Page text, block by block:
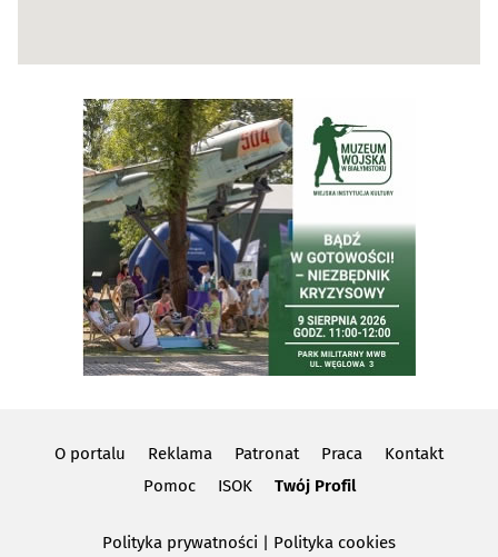
O portalu Reklama Patronat Praca
Kontakt
Pomoc
ISOK Twój Profil
Polityka prywatności | Polityka cookies